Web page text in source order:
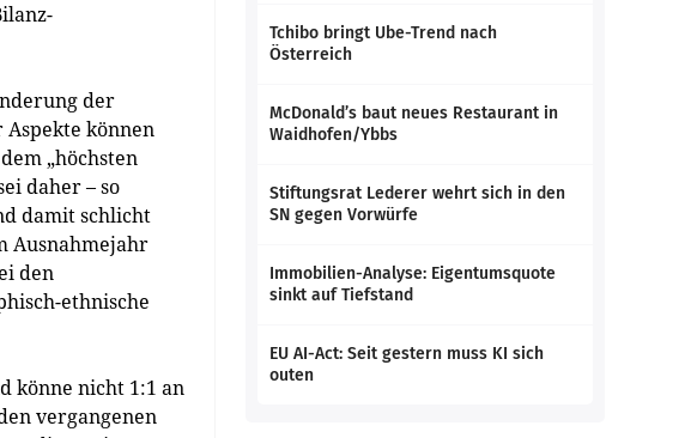
der
können
„höchsten
daher – so
damit schlicht
Ausnahmejahr
den
ethnische
könne nicht 1:1 an
vergangenen
Tchibo bringt Ube-Trend nach
Österreich
McDonald’s baut neues Restaurant in
Waidhofen/Ybbs
Stiftungsrat Lederer wehrt sich in den
SN gegen Vorwürfe
Immobilien-Analyse: Eigentumsquote
sinkt auf Tiefstand
EU AI-Act: Seit gestern muss KI sich
outen